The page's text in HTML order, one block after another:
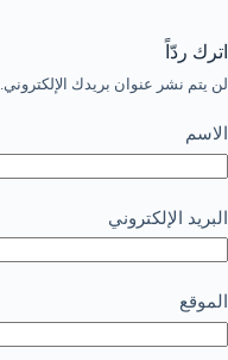
اترك ردّاً
لن يتم نشر عنوان بريدك الإلكتروني.
الاسم
البريد الإلكتروني
الموقع